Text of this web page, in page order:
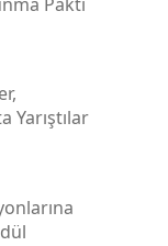
Yarıştılar